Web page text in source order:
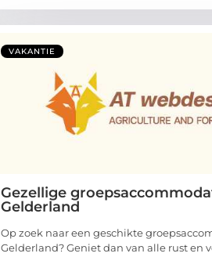
VAKANTIE
Gezellige
Gelderland
Op zoek naar een geschikte
Gelderland? Geniet dan van alle rust en